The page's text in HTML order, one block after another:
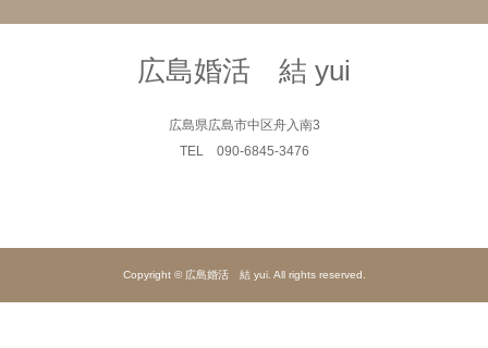
広島婚活 結 yui
広島県広島市中区舟入南3
TEL 090-6845-3476
Copyright © 広島婚活 結 yui. All rights reserved.